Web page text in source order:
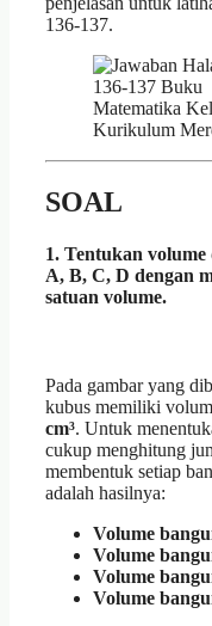
136-137.
SOAL
1. Tentukan
A, B, C, D dengan
satuan volume.
Pada gambar yang
kubus memiliki
cm³. Untuk
cukup menghitung
membentuk setiap
adalah hasilnya:
Volume
Volume
Volume
Volume